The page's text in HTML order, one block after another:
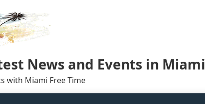
News and Events in Miami
with Miami Free Time